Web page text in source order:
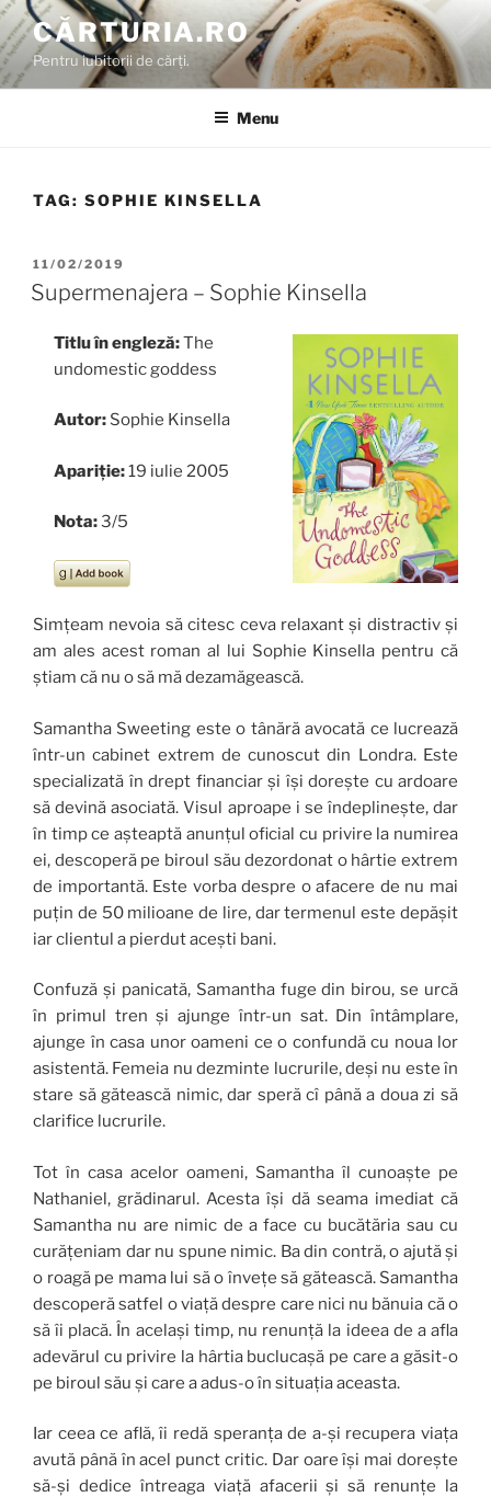
Skip
to
content
CĂRTURIA.RO
Pentru iubitorii de cărți.
Menu
TAG: SOPHIE KINSELLA
POSTED
ON
11/02/2019
Supermenajera – Sophie Kinsella
Titlu în engleză:The
undomestic goddess
Autor:Sophie Kinsella
Apariție:19 iulie 2005
Nota:3/5
Simțeam nevoia să citesc ceva relaxant și distractiv și
am ales acest roman al lui Sophie Kinsella pentru că
știam că nu o să mă dezamăgească.
Samantha Sweeting este o tânără avocată ce lucrează
într-un cabinet extrem de cunoscut din Londra. Este
specializată în drept financiar și își dorește cu ardoare
să devină asociată. Visul aproape i se îndeplinește, dar
în timp ce așteaptă anunțul oficial cu privire la numirea
ei, descoperă pe biroul său dezordonat o hârtie extrem
de importantă. Este vorba despre o afacere de nu mai
puțin de 50 milioane de lire, dar termenul este depășit
iar clientul a pierdut acești bani.
Confuză și panicată, Samantha fuge din birou, se urcă
în primul tren și ajunge într-un sat. Din întâmplare,
ajunge în casa unor oameni ce o confundă cu noua lor
asistentă. Femeia nu dezminte lucrurile, deși nu este în
stare să gătească nimic, dar speră cî până a doua zi să
clarifice lucrurile.
Tot în casa acelor oameni, Samantha îl cunoaște pe
Nathaniel, grădinarul. Acesta își dă seama imediat că
Samantha nu are nimic de a face cu bucătăria sau cu
curățeniam dar nu spune nimic. Ba din contră, o ajută și
o roagă pe mama lui să o învețe să gătească. Samantha
descoperă satfel o viață despre care nici nu bănuia că o
să îi placă. În același timp, nu renunță la ideea de a afla
adevărul cu privire la hârtia buclucașă pe care a găsit-o
pe biroul său și care a adus-o în situația aceasta.
Iar ceea ce află, îi redă speranța de a-și recupera viața
avută până în acel punct critic. Dar oare își mai dorește
să-și dedice întreaga viață afacerii și să renunțe la